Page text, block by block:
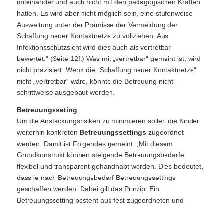
miteinander und auch nicht mit den pädagogischen Kräften
hatten. Es wird aber nicht möglich sein, eine stufenweise
Ausweitung unter der Prämisse der Vermeidung der
Schaffung neuer Kontaktnetze zu vollziehen. Aus
Infektionsschutzsicht wird dies auch als vertretbar
bewertet.“ (Seite 12f.) Was mit „vertretbar“ gemeint ist, wird
nicht präzisiert. Wenn die „Schaffung neuer Kontaktnetze“
nicht „vertretbar“ wäre, könnte die Betreuung nicht
schrittweise ausgebaut werden.
Betreuungsseting
Um die Ansteckungsrisiken zu minimieren sollen die Kinder
weiterhin konkreten Betreuungssettings zugeordnet
werden. Damit ist Folgendes gemeint: „Mit diesem
Grundkonstrukt können steigende Betreuungsbedarfe
flexibel und transparent gehandhabt werden. Dies bedeutet,
dass je nach Betreuungsbedarf Betreuungssettings
geschaffen werden. Dabei gilt das Prinzip: Ein
Betreuungssetting besteht aus fest zugeordneten und